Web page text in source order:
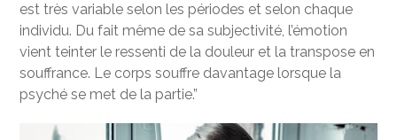
est très variable selon les périodes et selon chaque
individu. Du fait même de sa subjectivité, l’émotion
vient teinter le ressenti de la douleur et la transpose en
souffrance. Le corps souffre davantage lorsque la
psyché se met de la partie.”